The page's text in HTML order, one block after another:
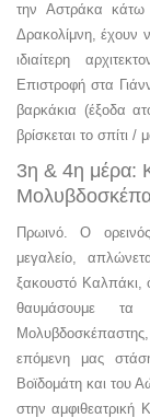
την Αστράκα κάτω
Δρακολίμνη, έχουν
ιδιαίτερη
Επιστροφή στα
βαρκάκια (έξοδα
βρίσκεται το σπίτι
3η & 4η μέρα:
Πρωινό. Ο
μεγαλείο,
ξακουστό Καλπάκι,
θαυμάσουμε
επόμενη μας
Βοϊδομάτη και του
στην αμφιθεατρική